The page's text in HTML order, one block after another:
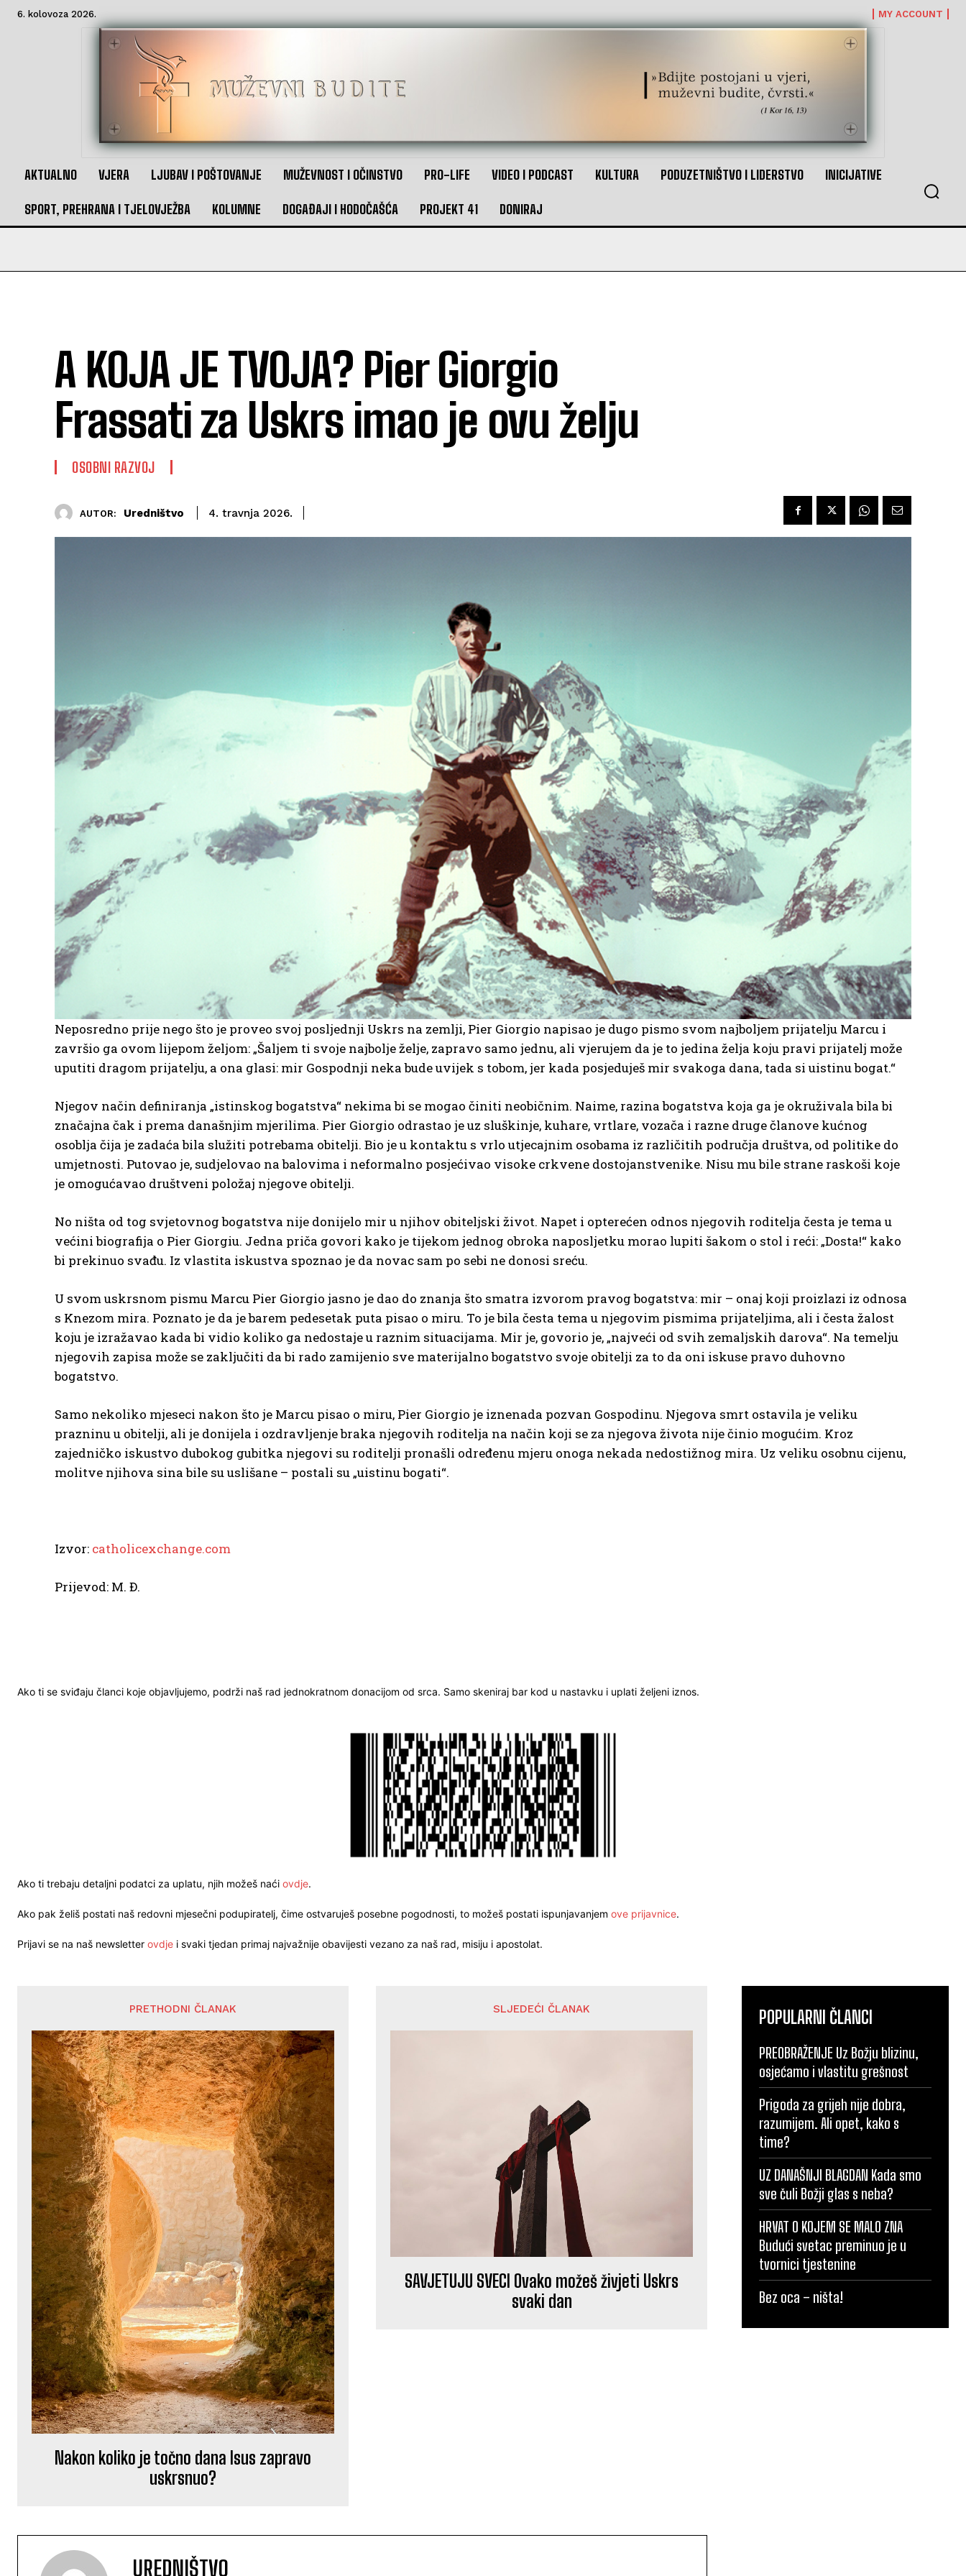
6. kolovoza 2026. MY ACCOUNT
AKTUALNO VJERA LJUBAV I POŠTOVANJE MUŽEVNOST I OČINSTVO PRO-LIFE VIDEO I PODCAST KULTURA PODUZETNIŠTVO I LIDERSTVO INICIJATIVE
SPORT, PREHRANA I TJELOVJEŽBA KOLUMNE DOGAĐAJI I HODOČAŠĆA PROJEKT 41 DONIRAJ
A KOJA JE TVOJA? Pier Giorgio
Frassati za Uskrs imao je ovu želju
OSOBNI RAZVOJ
AUTOR: Uredništvo 4. travnja 2026.
Neposredno prije nego što je proveo svoj posljednji Uskrs na zemlji, Pier Giorgio napisao je dugo pismo svom najboljem prijatelju Marcu i
završio ga ovom lijepom željom: „Šaljem ti svoje najbolje želje, zapravo samo jednu, ali vjerujem da je to jedina želja koju pravi prijatelj može
uputiti dragom prijatelju, a ona glasi: mir Gospodnji neka bude uvijek s tobom, jer kada posjeduješ mir svakoga dana, tada si uistinu bogat.“
Njegov način definiranja „istinskog bogatstva“ nekima bi se mogao činiti neobičnim. Naime, razina bogatstva koja ga je okruživala bila bi
značajna čak i prema današnjim mjerilima. Pier Giorgio odrastao je uz sluškinje, kuhare, vrtlare, vozača i razne druge članove kućnog
osoblja čija je zadaća bila služiti potrebama obitelji. Bio je u kontaktu s vrlo utjecajnim osobama iz različitih područja društva, od politike do
umjetnosti. Putovao je, sudjelovao na balovima i neformalno posjećivao visoke crkvene dostojanstvenike. Nisu mu bile strane raskoši koje
je omogućavao društveni položaj njegove obitelji.
No ništa od tog svjetovnog bogatstva nije donijelo mir u njihov obiteljski život. Napet i opterećen odnos njegovih roditelja česta je tema u
većini biografija o Pier Giorgiu. Jedna priča govori kako je tijekom jednog obroka naposljetku morao lupiti šakom o stol i reći: „Dosta!“ kako
bi prekinuo svađu. Iz vlastita iskustva spoznao je da novac sam po sebi ne donosi sreću.
U svom uskrsnom pismu Marcu Pier Giorgio jasno je dao do znanja što smatra izvorom pravog bogatstva: mir – onaj koji proizlazi iz odnosa
s Knezom mira. Poznato je da je barem pedesetak puta pisao o miru. To je bila česta tema u njegovim pismima prijateljima, ali i česta žalost
koju je izražavao kada bi vidio koliko ga nedostaje u raznim situacijama. Mir je, govorio je, „najveći od svih zemaljskih darova“. Na temelju
njegovih zapisa može se zaključiti da bi rado zamijenio sve materijalno bogatstvo svoje obitelji za to da oni iskuse pravo duhovno
bogatstvo.
Samo nekoliko mjeseci nakon što je Marcu pisao o miru, Pier Giorgio je iznenada pozvan Gospodinu. Njegova smrt ostavila je veliku
prazninu u obitelji, ali je donijela i ozdravljenje braka njegovih roditelja na način koji se za njegova života nije činio mogućim. Kroz
zajedničko iskustvo dubokog gubitka njegovi su roditelji pronašli određenu mjeru onoga nekada nedostižnog mira. Uz veliku osobnu cijenu,
molitve njihova sina bile su uslišane – postali su „uistinu bogati“.
Izvor: catholicexchange.com
Prijevod: M. Đ.
Ako ti se sviđaju članci koje objavljujemo, podrži naš rad jednokratnom donacijom od srca. Samo skeniraj bar kod u nastavku i uplati željeni iznos.
Ako ti trebaju detaljni podatci za uplatu, njih možeš naći ovdje.
Ako pak želiš postati naš redovni mjesečni podupiratelj, čime ostvaruješ posebne pogodnosti, to možeš postati ispunjavanjem ove prijavnice.
Prijavi se na naš newsletter ovdje i svaki tjedan primaj najvažnije obavijesti vezano za naš rad, misiju i apostolat.
PRETHODNI ČLANAK
Nakon koliko je točno dana Isus zapravo
uskrsnuo?
SLJEDEĆI ČLANAK
SAVJETUJU SVECI Ovako možeš živjeti Uskrs
svaki dan
UREDNIŠTVO
POPULARNI ČLANCI
PREOBRAŽENJE Uz Božju blizinu,
osjećamo i vlastitu grešnost
Prigoda za grijeh nije dobra,
razumijem. Ali opet, kako s
time?
UZ DANAŠNJI BLAGDAN Kada smo
sve čuli Božji glas s neba?
HRVAT O KOJEM SE MALO ZNA
Budući svetac preminuo je u
tvornici tjestenine
Bez oca – ništa!